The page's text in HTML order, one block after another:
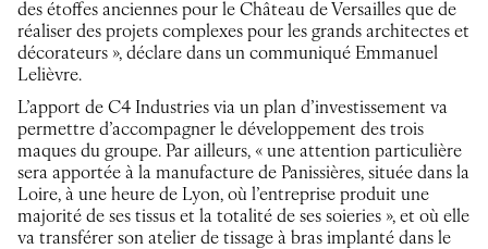
des étoffes anciennes pour le Château de Versailles que de
réaliser des projets complexes pour les grands architectes et
décorateurs », déclare dans un communiqué Emmanuel
Lelièvre.
L’apport de C4 Industries via un plan d’investissement va
permettre d’accompagner le développement des trois
maques du groupe. Par ailleurs, « une attention particulière
sera apportée à la manufacture de Panissières, située dans la
Loire, à une heure de Lyon, où l’entreprise produit une
majorité de ses tissus et la totalité de ses soieries », et où elle
va transférer son atelier de tissage à bras implanté dans le